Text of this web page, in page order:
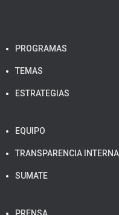
PROGRAMAS
TEMAS
ESTRATEGIAS
EQUIPO
TRANSPARENCIA INTERNA
SUMATE